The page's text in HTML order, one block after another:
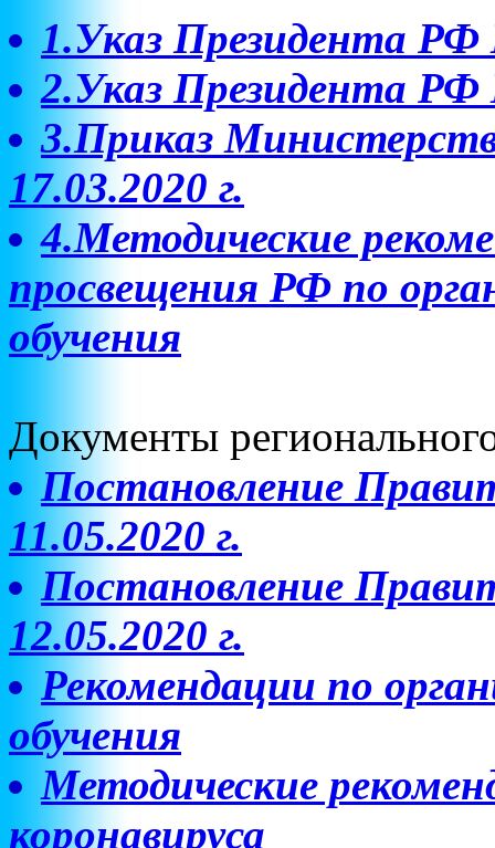
1.Указ Президента РФ
2.Указ Президента РФ
3.Приказ
17.03.2020 г.
4.Методические
просвещения РФ по
обучения
Документы
Постановление
11.05.2020 г.
Постановление
12.05.2020 г.
Рекомендации по
обучения
Методические
коронавируса